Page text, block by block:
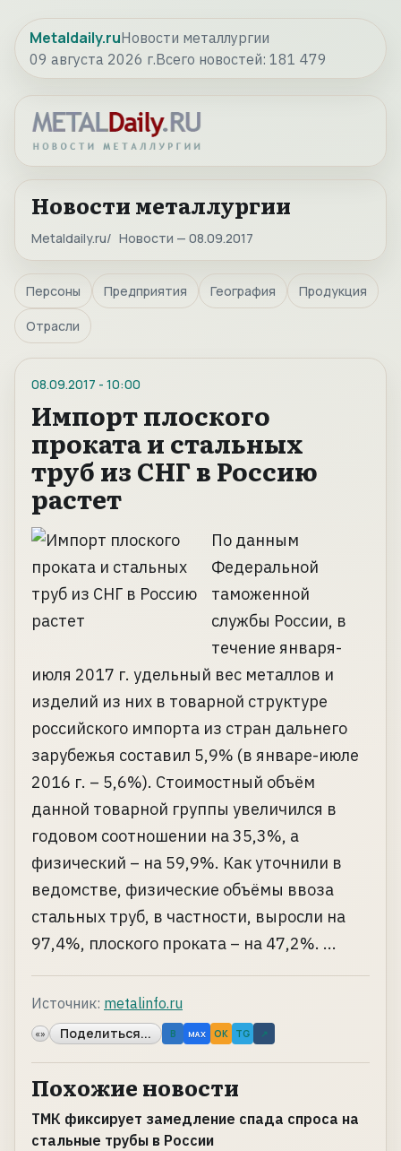
Metaldaily.ruНовости металлургии
09 августа 2026 г.Всего новостей: 181 479
Новости металлургии
Metaldaily.ru Новости — 08.09.2017
Персоны Предприятия География Продукция
Отрасли
08.09.2017 - 10:00
Импорт плоского
проката и стальных
труб из СНГ в Россию
растет
По данным
Федеральной
таможенной
службы России, в
течение января-
июля 2017 г. удельный вес металлов и
изделий из них в товарной структуре
российского импорта из стран дальнего
зарубежья составил 5,9% (в январе-июле
2016 г. – 5,6%). Стоимостный объём
данной товарной группы увеличился в
годовом соотношении на 35,3%, а
физический – на 59,9%. Как уточнили в
ведомстве, физические объёмы ввоза
стальных труб, в частности, выросли на
97,4%, плоского проката – на 47,2%. ...
Источник: metalinfo.ru
«» Поделиться... B MAX OK TG ↗
Похожие новости
ТМК фиксирует замедление спада спроса на
стальные трубы в России